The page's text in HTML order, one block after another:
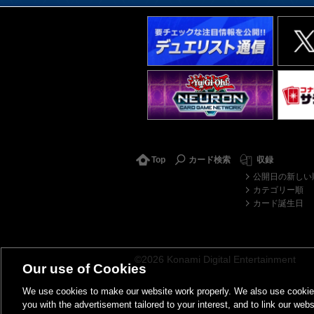
Top カード検索
収録
公開日の新しい
カテゴリー順
カード誕生日
©2026 Konami Digital Entertainment
Our use of Cookies
We use cookies to make our website work properly. We also use
you with the advertisement tailored to your interest, and to link our